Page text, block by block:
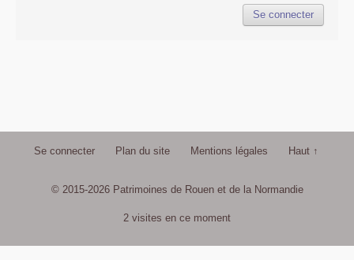
Se connecter Plan du site Mentions légales Haut ↑
© 2015-2026 Patrimoines de Rouen et de la Normandie
2 visites en ce moment